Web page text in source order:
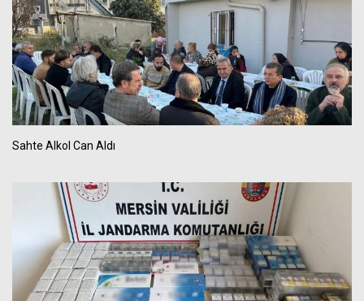
Sahte Alkol Can Aldı